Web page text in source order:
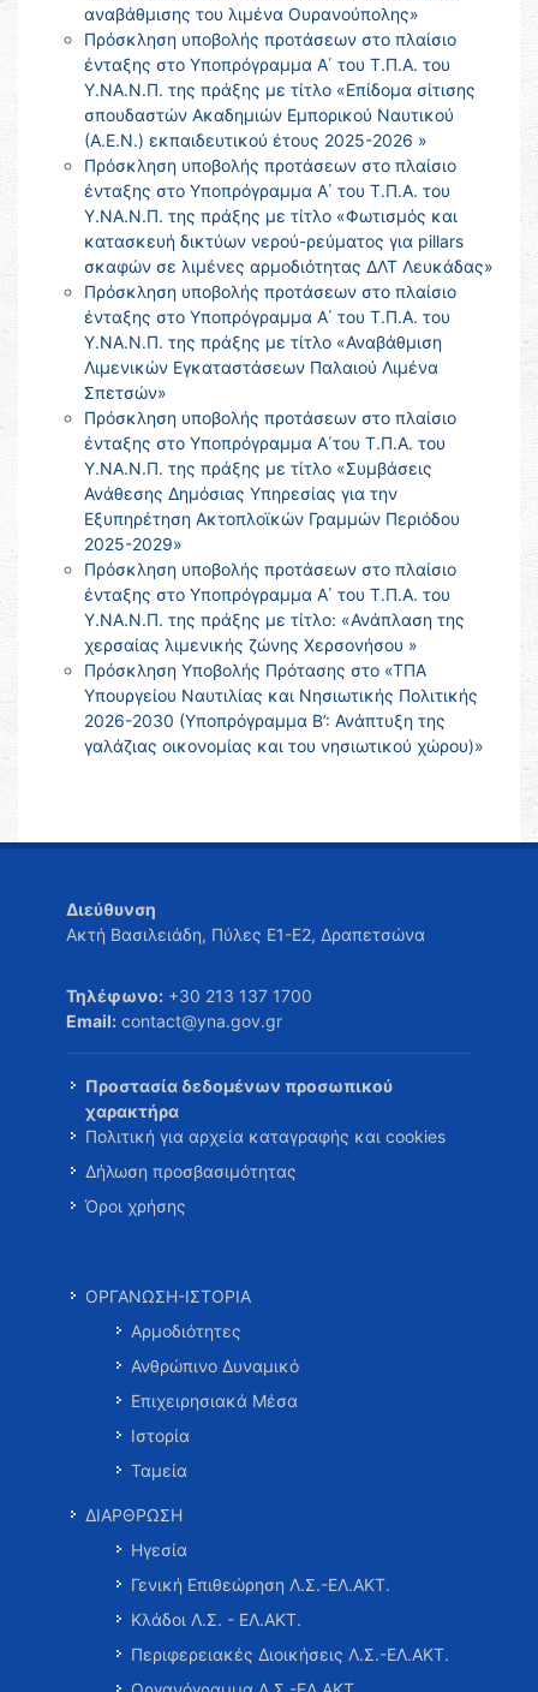
αναβάθμισης του λιμένα Ουρανούπολης»
Πρόσκληση υποβολής προτάσεων στο πλαίσιο
ένταξης στο Υποπρόγραμμα Α΄ του Τ.Π.Α. του
Υ.ΝΑ.Ν.Π. της πράξης με τίτλο «Επίδομα σίτισης
σπουδαστών Ακαδημιών Εμπορικού Ναυτικού
(Α.Ε.Ν.) εκπαιδευτικού έτους 2025-2026 »
Πρόσκληση υποβολής προτάσεων στο πλαίσιο
ένταξης στο Υποπρόγραμμα Α΄ του Τ.Π.Α. του
Υ.ΝΑ.Ν.Π. της πράξης με τίτλο «Φωτισμός και
κατασκευή δικτύων νερού-ρεύματος για pillars
σκαφών σε λιμένες αρμοδιότητας ΔΛΤ Λευκάδας»
Πρόσκληση υποβολής προτάσεων στο πλαίσιο
ένταξης στο Υποπρόγραμμα Α΄ του Τ.Π.Α. του
Υ.ΝΑ.Ν.Π. της πράξης με τίτλο «Αναβάθμιση
Λιμενικών Εγκαταστάσεων Παλαιού Λιμένα
Σπετσών»
Πρόσκληση υποβολής προτάσεων στο πλαίσιο
ένταξης στο Υποπρόγραμμα Α΄του Τ.Π.Α. του
Υ.ΝΑ.Ν.Π. της πράξης με τίτλο «Συμβάσεις
Ανάθεσης Δημόσιας Υπηρεσίας για την
Εξυπηρέτηση Ακτοπλοϊκών Γραμμών Περιόδου
2025-2029»
Πρόσκληση υποβολής προτάσεων στο πλαίσιο
ένταξης στο Υποπρόγραμμα Α΄ του Τ.Π.Α. του
Υ.ΝΑ.Ν.Π. της πράξης με τίτλο: «Ανάπλαση της
χερσαίας λιμενικής ζώνης Χερσονήσου »
Πρόσκληση Υποβολής Πρότασης στο «ΤΠΑ
Υπουργείου Ναυτιλίας και Νησιωτικής Πολιτικής
2026-2030 (Υποπρόγραμμα Β’: Ανάπτυξη της
γαλάζιας οικονομίας και του νησιωτικού χώρου)»
Διεύθυνση
Ακτή Βασιλειάδη, Πύλες Ε1-Ε2, Δραπετσώνα
Τηλέφωνο: +30 213 137 1700
Email: contact@yna.gov.gr
Προστασία δεδομένων προσωπικού
χαρακτήρα
Πολιτική για αρχεία καταγραφής και cookies
Δήλωση προσβασιμότητας
Όροι χρήσης
ΟΡΓΑΝΩΣΗ-ΙΣΤΟΡΙΑ
Αρμοδιότητες
Ανθρώπινο Δυναμικό
Επιχειρησιακά Μέσα
Ιστορία
Ταμεία
ΔΙΑΡΘΡΩΣΗ
Ηγεσία
Γενική Επιθεώρηση Λ.Σ.-ΕΛ.ΑΚΤ.
Κλάδοι Λ.Σ. - ΕΛ.ΑΚΤ.
Περιφερειακές Διοικήσεις Λ.Σ.-ΕΛ.ΑΚΤ.